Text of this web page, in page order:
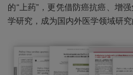
的“上药”，更凭借防癌抗癌、增
学研究，成为国内外医学领域研究